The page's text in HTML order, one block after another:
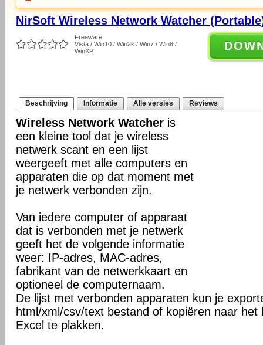
NirSoft Wireless Network Watcher
Freeware
Vista / Win10 / Win2k / Win7 / Win8 /
WinXP
Beschrijving Informatie Alle versies Reviews
Wireless Network Watcher is
een kleine tool dat je wireless
netwerk scant en een lijst
weergeeft met alle computers en
apparaten die op dat moment met
je netwerk verbonden zijn.
Van iedere computer of apparaat
dat is verbonden met je netwerk
geeft het de volgende informatie
weer: IP-adres, MAC-adres,
fabrikant van de netwerkkaart en
optioneel de computernaam.
De lijst met verbonden apparaten kun je
html/xml/csv/text bestand of kopiëren naar het
Excel te plakken.